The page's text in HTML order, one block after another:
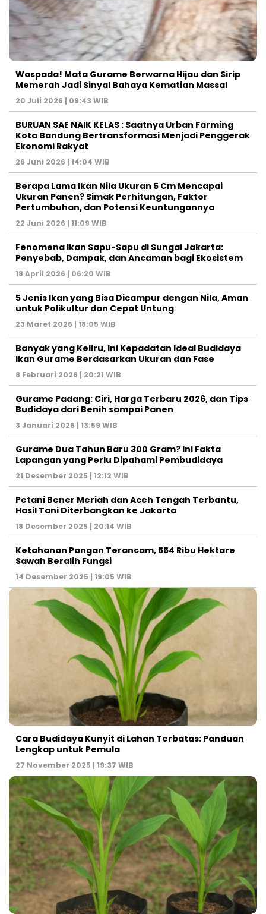
Waspada! Mata Gurame Berwarna Hijau dan Sirip
Memerah Jadi Sinyal Bahaya Kematian Massal
20 Juli 2026 | 09:43 WIB
BURUAN SAE NAIK KELAS : Saatnya Urban Farming
Kota Bandung Bertransformasi Menjadi Penggerak
Ekonomi Rakyat
26 Juni 2026 | 14:04 WIB
Berapa Lama Ikan Nila Ukuran 5 Cm Mencapai
Ukuran Panen? Simak Perhitungan, Faktor
Pertumbuhan, dan Potensi Keuntungannya
22 Juni 2026 | 11:09 WIB
Fenomena Ikan Sapu-Sapu di Sungai Jakarta:
Penyebab, Dampak, dan Ancaman bagi Ekosistem
18 April 2026 | 06:20 WIB
5 Jenis Ikan yang Bisa Dicampur dengan Nila, Aman
untuk Polikultur dan Cepat Untung
23 Maret 2026 | 18:05 WIB
Banyak yang Keliru, Ini Kepadatan Ideal Budidaya
Ikan Gurame Berdasarkan Ukuran dan Fase
8 Februari 2026 | 20:21 WIB
Gurame Padang: Ciri, Harga Terbaru 2026, dan Tips
Budidaya dari Benih sampai Panen
3 Januari 2026 | 13:59 WIB
Gurame Dua Tahun Baru 300 Gram? Ini Fakta
Lapangan yang Perlu Dipahami Pembudidaya
21 Desember 2025 | 12:12 WIB
Petani Bener Meriah dan Aceh Tengah Terbantu,
Hasil Tani Diterbangkan ke Jakarta
18 Desember 2025 | 20:14 WIB
Ketahanan Pangan Terancam, 554 Ribu Hektare
Sawah Beralih Fungsi
14 Desember 2025 | 19:05 WIB
Cara Budidaya Kunyit di Lahan Terbatas: Panduan
Lengkap untuk Pemula
27 November 2025 | 19:37 WIB